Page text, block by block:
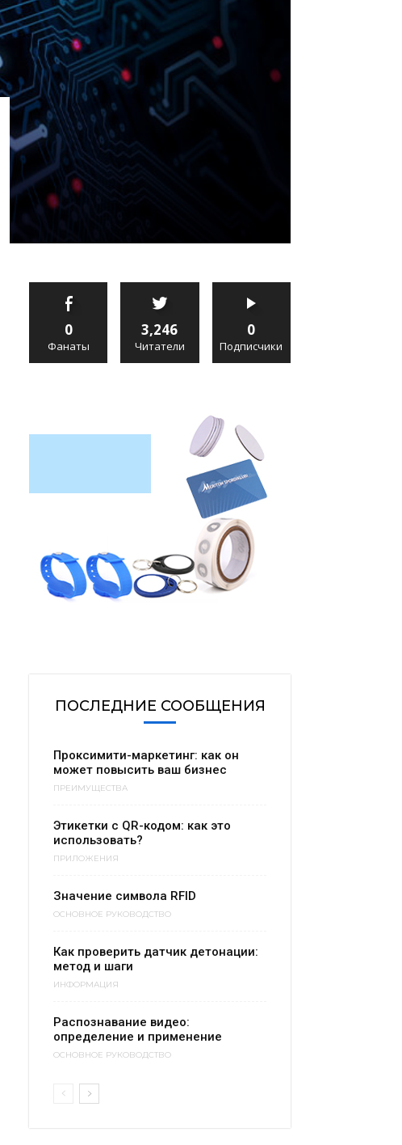
0
Фанаты
3,246
Читатели
0
Подписчики
ПОСЛЕДНИЕ СООБЩЕНИЯ
Проксимити-маркетинг: как он
может повысить ваш бизнес
ПРЕИМУЩЕСТВА
Этикетки с QR-кодом: как это
использовать?
ПРИЛОЖЕНИЯ
Значение символа RFID
ОСНОВНОЕ РУКОВОДСТВО
Как проверить датчик детонации:
метод и шаги
ИНФОРМАЦИЯ
Распознавание видео:
определение и применение
ОСНОВНОЕ РУКОВОДСТВО